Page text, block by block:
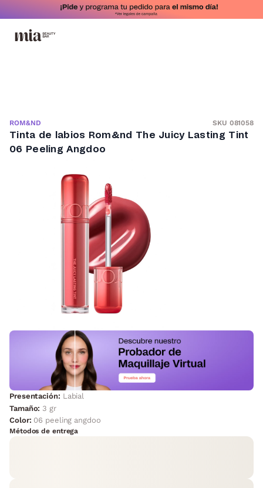
ROM&ND SKU 081058
Tinta de labios Rom&nd The Juicy Lasting Tint
06 Peeling Angdoo
Presentación: Labial
Tamaño:3 gr
Color: 06 peeling angdoo
Métodos de entrega